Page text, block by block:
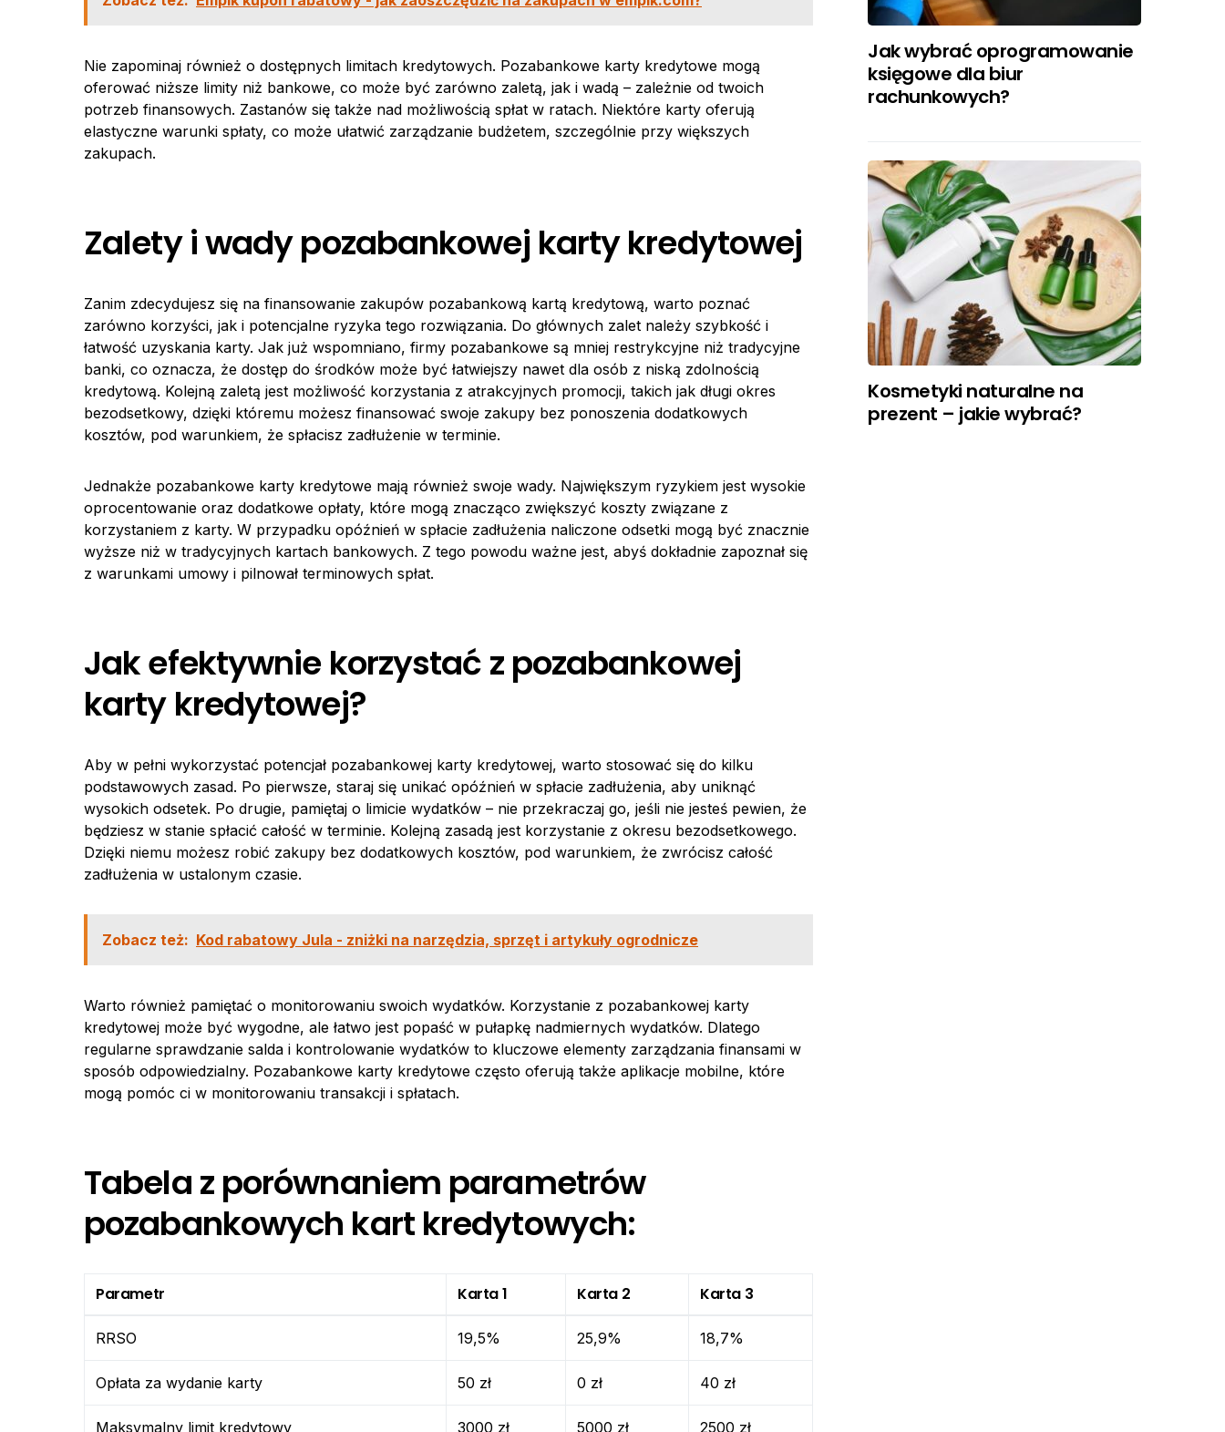
Nie zapominaj również o dostępnych limitach kredytowych. Pozabankowe karty kredytowe mogą
oferować niższe limity niż bankowe, co może być zarówno zaletą, jak i wadą – zależnie od twoich
potrzeb finansowych. Zastanów się także nad możliwością spłat w ratach. Niektóre karty oferują
elastyczne warunki spłaty, co może ułatwić zarządzanie budżetem, szczególnie przy większych
zakupach.
Zalety i wady pozabankowej karty kredytowej
Zanim zdecydujesz się na finansowanie zakupów pozabankową kartą kredytową, warto poznać
zarówno korzyści, jak i potencjalne ryzyka tego rozwiązania. Do głównych zalet należy szybkość i
łatwość uzyskania karty. Jak już wspomniano, firmy pozabankowe są mniej restrykcyjne niż tradycyjne
banki, co oznacza, że dostęp do środków może być łatwiejszy nawet dla osób z niską zdolnością
kredytową. Kolejną zaletą jest możliwość korzystania z atrakcyjnych promocji, takich jak długi okres
bezodsetkowy, dzięki któremu możesz finansować swoje zakupy bez ponoszenia dodatkowych
kosztów, pod warunkiem, że spłacisz zadłużenie w terminie.
Jednakże pozabankowe karty kredytowe mają również swoje wady. Największym ryzykiem jest wysokie
oprocentowanie oraz dodatkowe opłaty, które mogą znacząco zwiększyć koszty związane z
korzystaniem z karty. W przypadku opóźnień w spłacie zadłużenia naliczone odsetki mogą być znacznie
wyższe niż w tradycyjnych kartach bankowych. Z tego powodu ważne jest, abyś dokładnie zapoznał się
z warunkami umowy i pilnował terminowych spłat.
Jak efektywnie korzystać z pozabankowej
karty kredytowej?
Aby w pełni wykorzystać potencjał pozabankowej karty kredytowej, warto stosować się do kilku
podstawowych zasad. Po pierwsze, staraj się unikać opóźnień w spłacie zadłużenia, aby uniknąć
wysokich odsetek. Po drugie, pamiętaj o limicie wydatków – nie przekraczaj go, jeśli nie jesteś pewien, że
będziesz w stanie spłacić całość w terminie. Kolejną zasadą jest korzystanie z okresu bezodsetkowego.
Dzięki niemu możesz robić zakupy bez dodatkowych kosztów, pod warunkiem, że zwrócisz całość
zadłużenia w ustalonym czasie.
Zobacz też: Kod rabatowy Jula - zniżki na narzędzia, sprzęt i artykuły ogrodnicze
Warto również pamiętać o monitorowaniu swoich wydatków. Korzystanie z pozabankowej karty
kredytowej może być wygodne, ale łatwo jest popaść w pułapkę nadmiernych wydatków. Dlatego
regularne sprawdzanie salda i kontrolowanie wydatków to kluczowe elementy zarządzania finansami w
sposób odpowiedzialny. Pozabankowe karty kredytowe często oferują także aplikacje mobilne, które
mogą pomóc ci w monitorowaniu transakcji i spłatach.
Tabela z porównaniem parametrów
pozabankowych kart kredytowych:
Parametr Karta 1 Karta 2 Karta 3
RRSO 19,5% 25,9% 18,7%
Opłata za wydanie karty 50 zł 0 zł 40 zł
Maksymalny limit kredytowy 3000 zł 5000 zł 2500 zł
Jak wybrać oprogramowanie
księgowe dla biur
rachunkowych?
Kosmetyki naturalne na
prezent – jakie wybrać?